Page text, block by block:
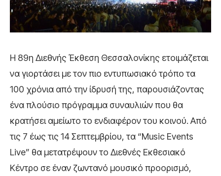
Η 89η Διεθνής Έκθεση Θεσσαλονίκης ετοιμάζεται
να γιορτάσει με τον πιο εντυπωσιακό τρόπο τα
100 χρόνια από την ίδρυσή της, παρουσιάζοντας
ένα πλούσιο πρόγραμμα συναυλιών που θα
κρατήσει αμείωτο το ενδιαφέρον του κοινού. Από
τις 7 έως τις 14 Σεπτεμβρίου, τα “Music Events
Live” θα μετατρέψουν το Διεθνές Εκθεσιακό
Κέντρο σε έναν ζωντανό μουσικό προορισμό,